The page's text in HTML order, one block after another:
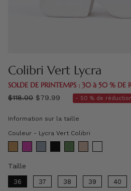
Colibri Vert Lycra
SOLDE DE PRINTEMPS : 30 à 50 % DE
régulier
$118.00 $79.99 - 50 % de réduction
Information sur la taille
Couleur - Lycra Vert Colibri
Taille
36 37 38 39 40